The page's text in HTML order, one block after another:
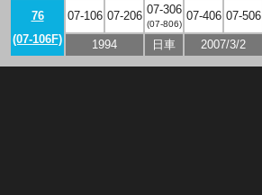
76
(07-106F)
07-106 07-206 07-306
(07-806)
07-406 07-506
1994 日車 2007/3/2